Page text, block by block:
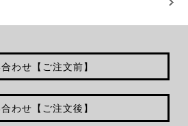
わせ【ご注文前】
わせ【ご注文後】